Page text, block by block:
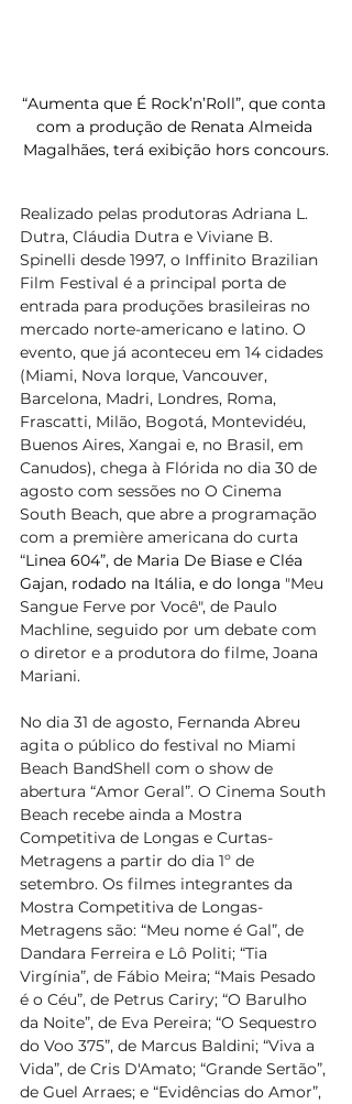
“Aumenta que É Rock’n’Roll”, que conta
com a produção de Renata Almeida
Magalhães, terá exibição hors concours.
Realizado pelas produtoras Adriana L.
Dutra, Cláudia Dutra e Viviane B.
Spinelli desde 1997, o Inffinito Brazilian
Film Festival é a principal porta de
entrada para produções brasileiras no
mercado norte-americano e latino. O
evento, que já aconteceu em 14 cidades
(Miami, Nova Iorque, Vancouver,
Barcelona, Madri, Londres, Roma,
Frascatti, Milão, Bogotá, Montevidéu,
Buenos Aires, Xangai e, no Brasil, em
Canudos), chega à Flórida no dia 30 de
agosto com sessões no O Cinema
South Beach, que abre a programação
com a première americana do curta
“Linea 604”, de Maria De Biase e Cléa
Gajan, rodado na Itália, e do longa "Meu
Sangue Ferve por Você", de Paulo
Machline, seguido por um debate com
o diretor e a produtora do filme, Joana
Mariani.
No dia 31 de agosto, Fernanda Abreu
agita o público do festival no Miami
Beach BandShell com o show de
abertura “Amor Geral”. O Cinema South
Beach recebe ainda a Mostra
Competitiva de Longas e Curtas-
Metragens a partir do dia 1º de
setembro. Os filmes integrantes da
Mostra Competitiva de Longas-
Metragens são: “Meu nome é Gal”, de
Dandara Ferreira e Lô Politi; “Tia
Virgínia”, de Fábio Meira; “Mais Pesado
é o Céu”, de Petrus Cariry; “O Barulho
da Noite”, de Eva Pereira; “O Sequestro
do Voo 375”, de Marcus Baldini; “Viva a
Vida”, de Cris D'Amato; “Grande Sertão”,
de Guel Arraes; e “Evidências do Amor”,